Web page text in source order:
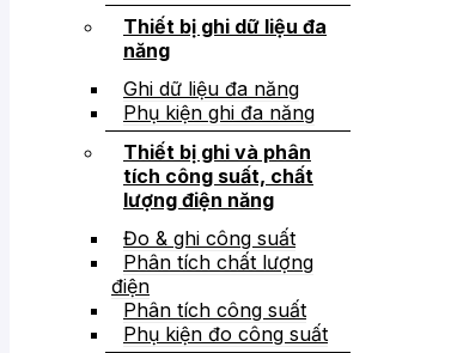
Thiết bị ghi dữ liệu đa
năng
Ghi dữ liệu đa năng
Phụ kiện ghi đa năng
Thiết bị ghi và phân
tích công suất, chất
lượng điện năng
Đo & ghi công suất
Phân tích chất lượng
điện
Phân tích công suất
Phụ kiện đo công suất